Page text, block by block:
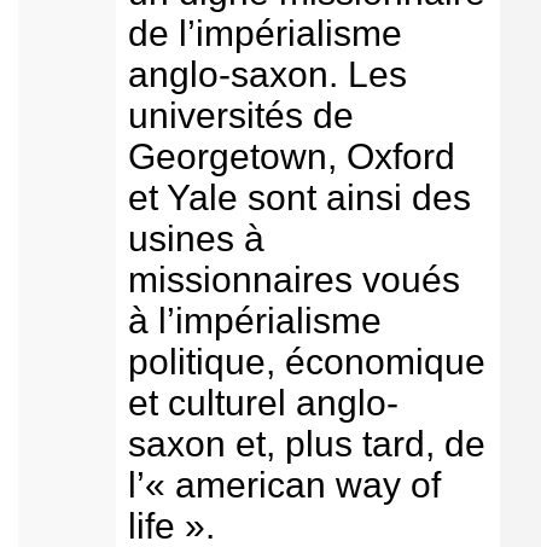
de l’impérialisme
anglo-saxon. Les
universités de
Georgetown, Oxford
et Yale sont ainsi des
usines à
missionnaires voués
à l’impérialisme
politique, économique
et culturel anglo-
saxon et, plus tard, de
l’« american way of
life ».